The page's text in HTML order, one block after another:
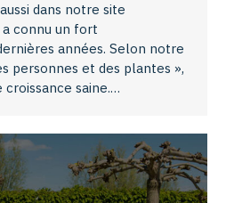
dans notre site
connu un fort
années. Selon notre
personnes et des plantes »,
croissance saine.…